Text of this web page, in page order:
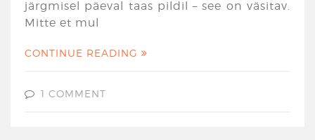
järgmisel päeval taas pildil – see on väsitav.
Mitte et mul
CONTINUE READING
1 COMMENT